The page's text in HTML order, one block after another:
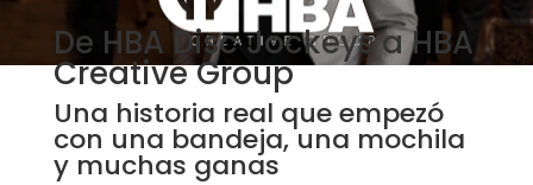
De HBA Disc Jockeys a HBA
Creative Group
Una historia real que empezó
con una bandeja, una mochila
y muchas ganas